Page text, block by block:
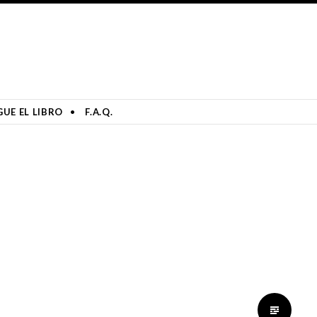
EL LIBRO F.A.Q.